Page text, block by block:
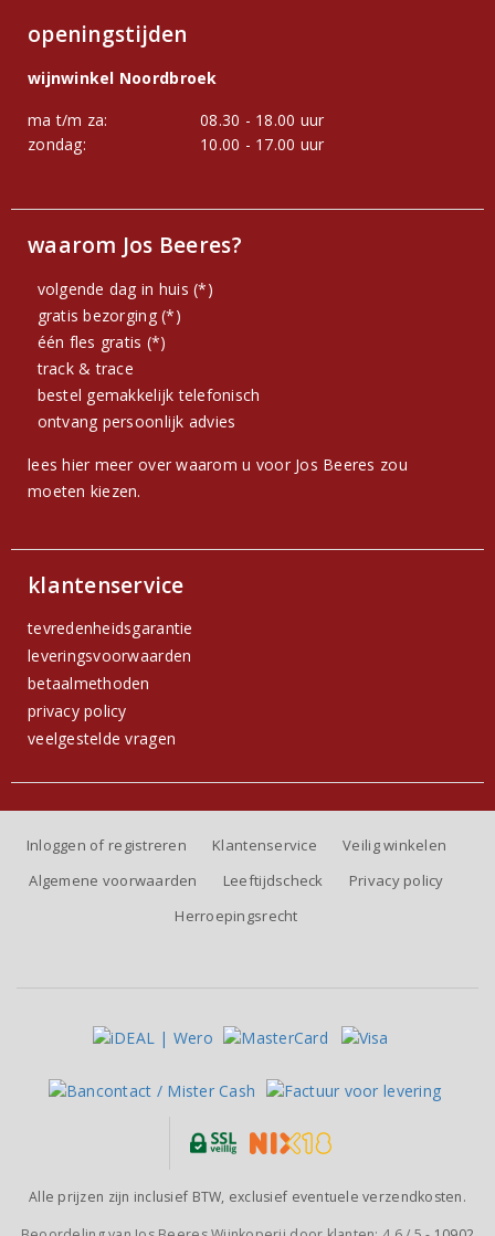
openingstijden
wijnwinkel Noordbroek
ma t/m za:
08.30 - 18.00 uur
zondag:
10.00 - 17.00 uur
waarom Jos Beeres?
volgende dag in huis (*)
gratis bezorging (*)
één fles gratis (*)
track & trace
bestel gemakkelijk telefonisch
ontvang persoonlijk advies
lees hier meer over waarom u voor Jos Beeres zou
moeten kiezen.
klantenservice
tevredenheidsgarantie
leveringsvoorwaarden
betaalmethoden
privacy policy
veelgestelde vragen
Inloggen of registreren Klantenservice
Veilig winkelen
Algemene voorwaarden
Leeftijdscheck
Privacy policy
Herroepingsrecht
Alle prijzen zijn inclusief BTW, exclusief eventuele verzendkosten.